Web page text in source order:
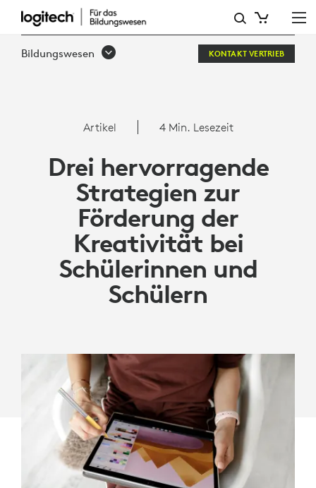
DREI
HERVORRAGENDE
FÖRDERUNG
KREATIVITÄT
SCHÜLERINNEN
SCHÜLERN
Bildungswesen KONTAKT VERTRIEB
Artikel 4 Min. Lesezeit
Drei hervorragende
Strategien zur
Förderung der
Kreativität bei
Schülerinnen und
Schülern